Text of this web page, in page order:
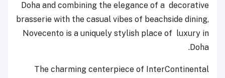
Doha and combining the elegance of a decorative
brasserie with the casual vibes of beachside dining,
Novecento is a uniquely stylish place of luxury in
Doha.
The charming centerpiece of InterContinental